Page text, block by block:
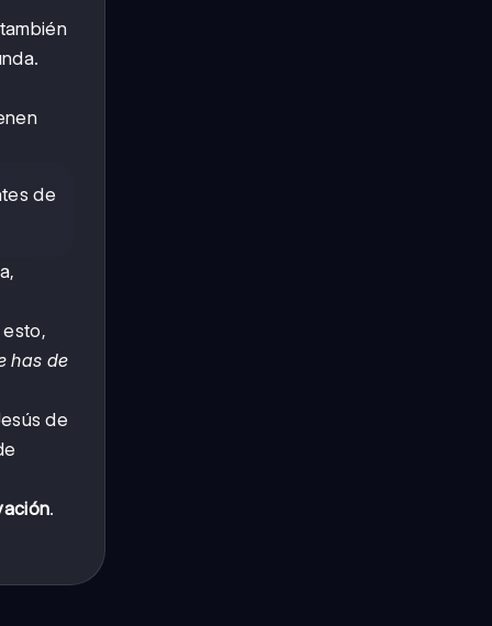
de
has de
de
.